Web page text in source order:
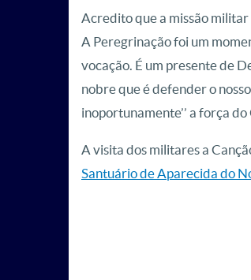
Acredito que a missão militar
A Peregrinação foi um
vocação. É um presente de
nobre que é defender o
inoportunamente’’ a força
A visita dos militares a
Santuário de Aparecida do